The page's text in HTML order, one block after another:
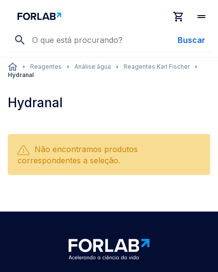
Buscar
Reagentes Análise água
Reagentes Karl Fischer
Hydranal
Hydranal
Não encontramos produtos
correspondentes a seleção.